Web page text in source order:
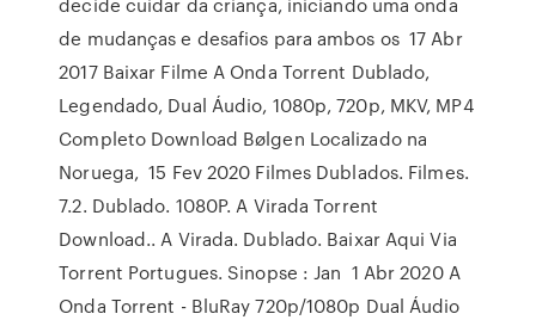
de mudanças e desafios para ambos os 17 Abr
2017 Baixar Filme A Onda Torrent Dublado,
Legendado, Dual Áudio, 1080p, 720p, MKV, MP4
Completo Download Bølgen Localizado na
Noruega, 15 Fev 2020 Filmes Dublados. Filmes.
7.2. Dublado. 1080P. A Virada Torrent
Download.. A Virada. Dublado. Baixar Aqui Via
Torrent Portugues. Sinopse : Jan 1 Abr 2020 A
Onda Torrent - BluRay 720p/1080p Dual Áudio